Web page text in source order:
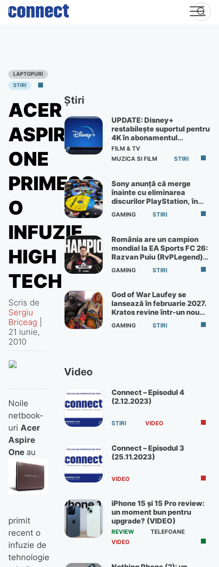
Skip
LAPTOPURI
STIRI
ACER
ASPIRE
ONE
PRIMESC
O
INFUZIE
HIGH
TECH
Scris de
Sergiu
Briceag
21 iunie,
2010
Noile
netbook-
uri Acer
Aspire
One au
primit
recent o
infuzie de
tehnologie
Știri
UPDATE: Disney+
restabilește suportul pentru
4K în abonamentul
Premium
FILM & TV
MUZICA SI FILM
STIRI
Sony anunță că merge
înainte cu eliminarea
discurilor PlayStation, în
ciuda protestelor
GAMING STIRI
România are un campion
mondial la EA Sports FC 26:
Razvan Puiu (RvPLegend)
câștigă turneul de la Paris
GAMING STIRI
God of War Laufey se
lansează în februarie 2027.
Kratos revine într-un nou
God of War
GAMING STIRI
Video
Connect – Episodul 4
(2.12.2023)
STIRI VIDEO
Connect – Episodul 3
(25.11.2023)
VIDEO
iPhone 15 și 15 Pro review:
un moment bun pentru
upgrade? (VIDEO)
REVIEW
TELEFOANE
VIDEO